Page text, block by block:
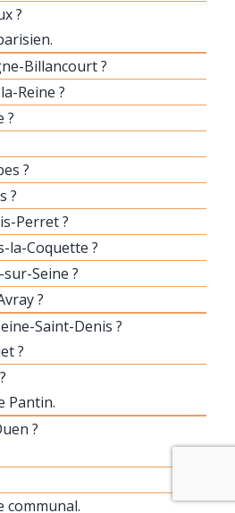
?
Billancourt ?
Reine ?
?
?
?
Perret ?
la-Coquette ?
Seine ?
?
Saint-Denis ?
?
Pantin.
?
communal.